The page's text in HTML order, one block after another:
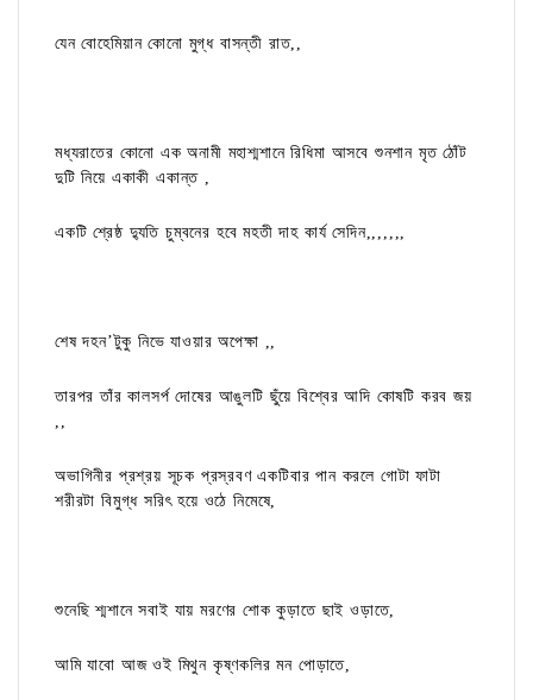
যেন বোহেমিয়ান কোনো মুগ্ধ বাসন্তী রাত,,
মধ্যরাতের কোনো এক অনামী মহাশ্মশানে রিধিমা আসবে শুনশান মৃত ঠোঁট
দুটি নিয়ে একাকী একান্ত ,
একটি শ্রেষ্ঠ দ্যুতি চুম্বনের হবে মহতী দাহ কার্য সেদিন,,,,,,,
শেষ দহন’টুকু নিভে যাওয়ার অপেক্ষা ,,
তারপর তাঁর কালসর্প দোষের আঙুলটি ছুঁয়ে বিশ্বের আদি কোষটি করব জয়
,,
অভাগিনীর প্রশ্রয় সূচক প্রস্রবণ একটিবার পান করলে গোটা ফাটা
শরীরটা বিমুগ্ধ সরিৎ হয়ে ওঠে নিমেষে,
শুনেছি শ্মশানে সবাই যায় মরণের শোক কুড়াতে ছাই ওড়াতে,
আমি যাবো আজ ওই মিথুন কৃষ্ণকলির মন পোড়াতে,